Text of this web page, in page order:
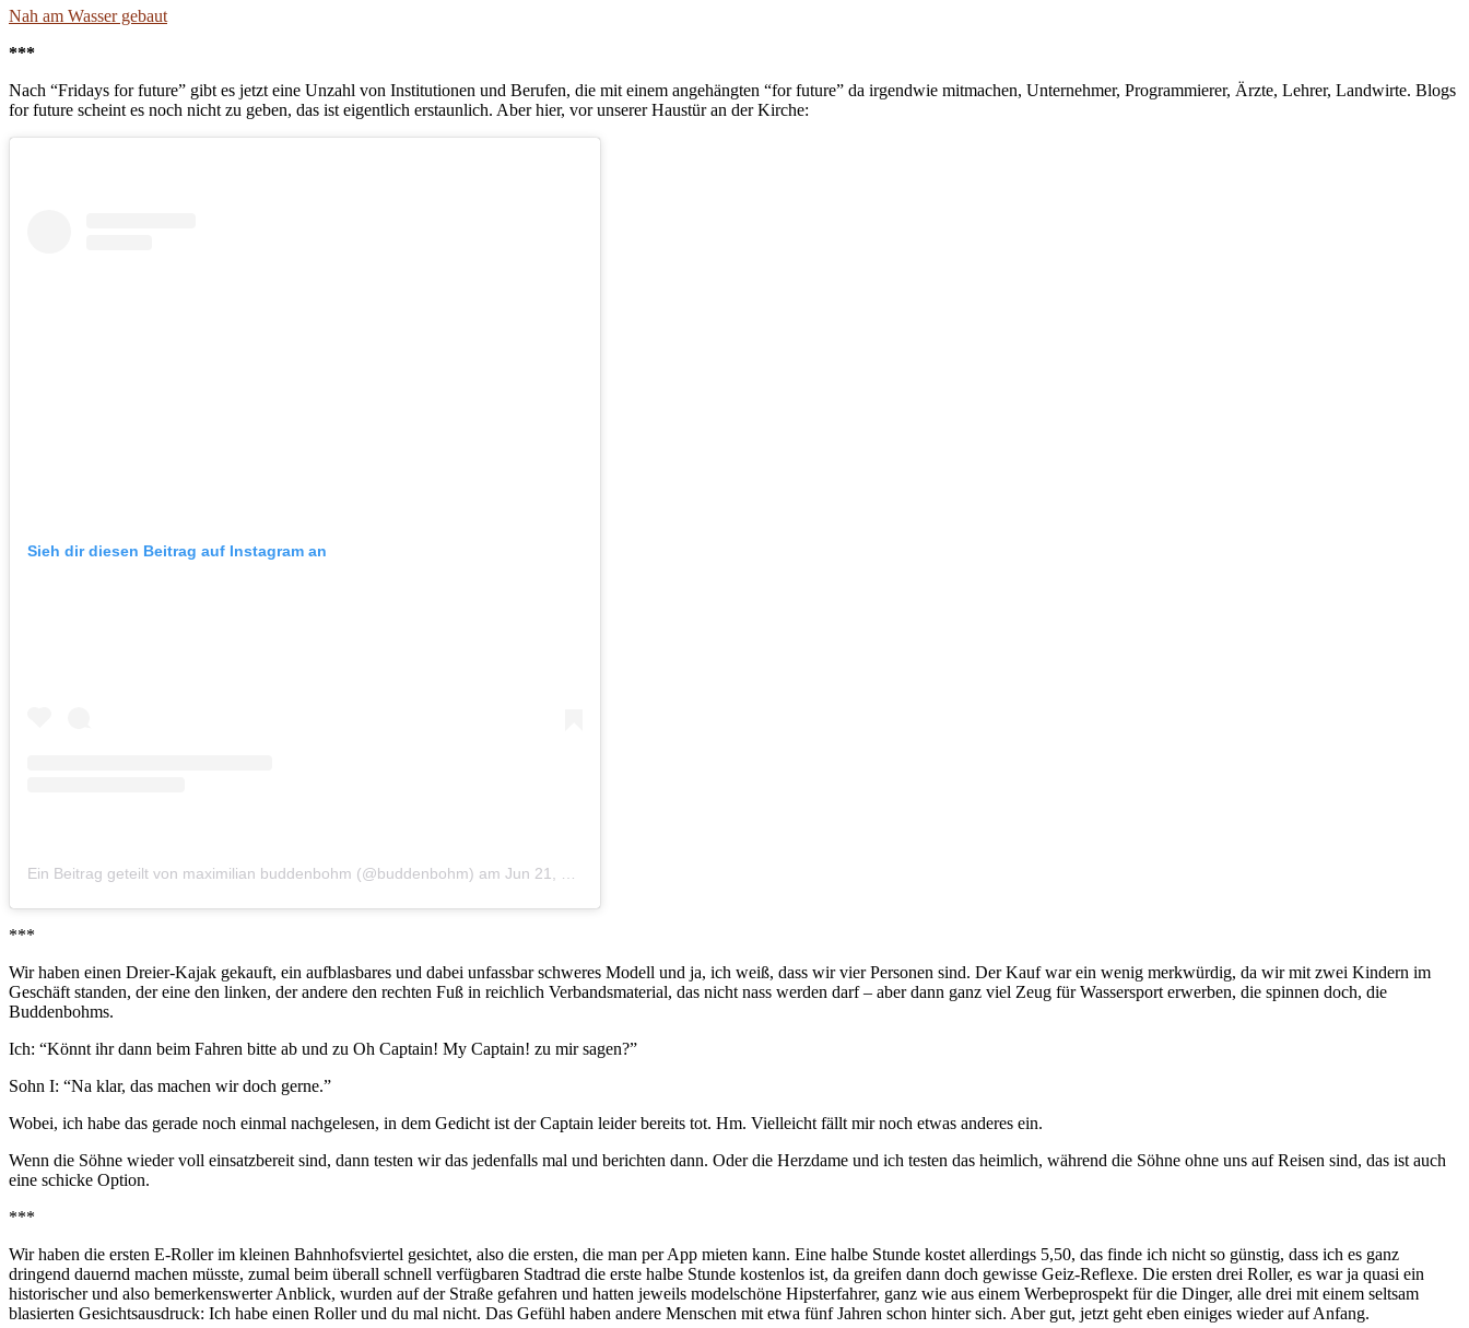
Nah am Wasser gebaut
***
Nach “Fridays for future” gibt es jetzt eine Unzahl von Institutionen und Berufen, die mit einem angehängten “for future” da irgendwie mitmachen, Unternehmer, Programmierer, Ärzte, Lehrer, Landwirte. Blogs
for future scheint es noch nicht zu geben, das ist eigentlich erstaunlich. Aber hier, vor unserer Haustür an der Kirche:
Sieh dir diesen Beitrag auf Instagram an
Ein Beitrag geteilt von maximilian buddenbohm (@buddenbohm) am Jun 21, 2019 um 8:31 PDT
***
Wir haben einen Dreier-Kajak gekauft, ein aufblasbares und dabei unfassbar schweres Modell und ja, ich weiß, dass wir vier Personen sind. Der Kauf war ein wenig merkwürdig, da wir mit zwei Kindern im
Geschäft standen, der eine den linken, der andere den rechten Fuß in reichlich Verbandsmaterial, das nicht nass werden darf – aber dann ganz viel Zeug für Wassersport erwerben, die spinnen doch, die
Buddenbohms.
Ich: “Könnt ihr dann beim Fahren bitte ab und zu Oh Captain! My Captain! zu mir sagen?”
Sohn I: “Na klar, das machen wir doch gerne.”
Wobei, ich habe das gerade noch einmal nachgelesen, in dem Gedicht ist der Captain leider bereits tot. Hm. Vielleicht fällt mir noch etwas anderes ein.
Wenn die Söhne wieder voll einsatzbereit sind, dann testen wir das jedenfalls mal und berichten dann. Oder die Herzdame und ich testen das heimlich, während die Söhne ohne uns auf Reisen sind, das ist auch
eine schicke Option.
***
Wir haben die ersten E-Roller im kleinen Bahnhofsviertel gesichtet, also die ersten, die man per App mieten kann. Eine halbe Stunde kostet allerdings 5,50, das finde ich nicht so günstig, dass ich es ganz
dringend dauernd machen müsste, zumal beim überall schnell verfügbaren Stadtrad die erste halbe Stunde kostenlos ist, da greifen dann doch gewisse Geiz-Reflexe. Die ersten drei Roller, es war ja quasi ein
historischer und also bemerkenswerter Anblick, wurden auf der Straße gefahren und hatten jeweils modelschöne Hipsterfahrer, ganz wie aus einem Werbeprospekt für die Dinger, alle drei mit einem seltsam
blasierten Gesichtsausdruck: Ich habe einen Roller und du mal nicht. Das Gefühl haben andere Menschen mit etwa fünf Jahren schon hinter sich. Aber gut, jetzt geht eben einiges wieder auf Anfang.